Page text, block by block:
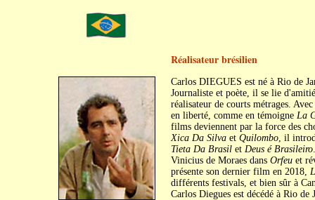
Réalisateur brésilien
Carlos DIEGUES est né à Rio de
Journaliste et poète, il se lie
réalisateur de courts métrages.
en liberté, comme en témoigne La
films deviennent par la force des
Xica Da Silvaet Quilombo, il
Tieta Da Brasilet Deus é Brasileiro
Vinicius de Moraes dans Orfeuet
présente son dernier film en 2018,
différents festivals, et bien sûr à
Carlos Diegues est décédé à Rio